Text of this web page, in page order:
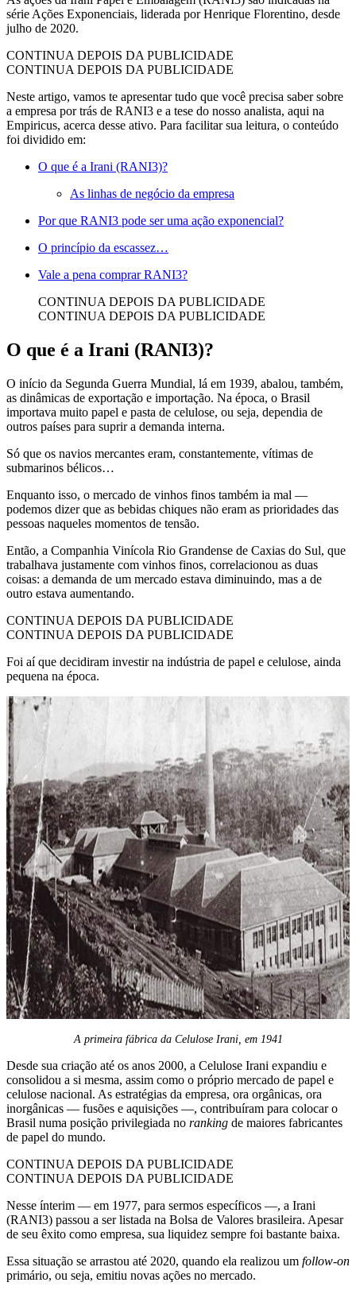
série Ações Exponenciais, liderada por Henrique Florentino, desde
julho de 2020.
CONTINUA DEPOIS DA PUBLICIDADE
CONTINUA DEPOIS DA PUBLICIDADE
Neste artigo, vamos te apresentar tudo que você precisa saber sobre
a empresa por trás de RANI3 e a tese do nosso analista, aqui na
Empiricus, acerca desse ativo. Para facilitar sua leitura, o conteúdo
foi dividido em:
O que é a Irani (RANI3)?
As linhas de negócio da empresa
Por que RANI3 pode ser uma ação exponencial?
O princípio da escassez…
Vale a pena comprar RANI3?
CONTINUA DEPOIS DA PUBLICIDADE
CONTINUA DEPOIS DA PUBLICIDADE
O que é a Irani (RANI3)?
O início da Segunda Guerra Mundial, lá em 1939, abalou, também,
as dinâmicas de exportação e importação. Na época, o Brasil
importava muito papel e pasta de celulose, ou seja, dependia de
outros países para suprir a demanda interna.
Só que os navios mercantes eram, constantemente, vítimas de
submarinos bélicos…
Enquanto isso, o mercado de vinhos finos também ia mal —
podemos dizer que as bebidas chiques não eram as prioridades das
pessoas naqueles momentos de tensão.
Então, a Companhia Vinícola Rio Grandense de Caxias do Sul, que
trabalhava justamente com vinhos finos, correlacionou as duas
coisas: a demanda de um mercado estava diminuindo, mas a de
outro estava aumentando.
CONTINUA DEPOIS DA PUBLICIDADE
CONTINUA DEPOIS DA PUBLICIDADE
Foi aí que decidiram investir na indústria de papel e celulose, ainda
pequena na época.
A primeira fábrica da Celulose Irani, em 1941
Desde sua criação até os anos 2000, a Celulose Irani expandiu e
consolidou a si mesma, assim como o próprio mercado de papel e
celulose nacional. As estratégias da empresa, ora orgânicas, ora
inorgânicas — fusões e aquisições —, contribuíram para colocar o
Brasil numa posição privilegiada no ranking de maiores fabricantes
de papel do mundo.
CONTINUA DEPOIS DA PUBLICIDADE
CONTINUA DEPOIS DA PUBLICIDADE
Nesse ínterim — em 1977, para sermos específicos —, a Irani
(RANI3) passou a ser listada na Bolsa de Valores brasileira. Apesar
de seu êxito como empresa, sua liquidez sempre foi bastante baixa.
Essa situação se arrastou até 2020, quando ela realizou um follow-on
primário, ou seja, emitiu novas ações no mercado.